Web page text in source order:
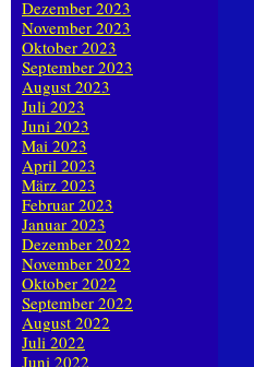
Dezember 2023
November 2023
Oktober 2023
September 2023
August 2023
Juli 2023
Juni 2023
Mai 2023
April 2023
März 2023
Februar 2023
Januar 2023
Dezember 2022
November 2022
Oktober 2022
September 2022
August 2022
Juli 2022
Juni 2022